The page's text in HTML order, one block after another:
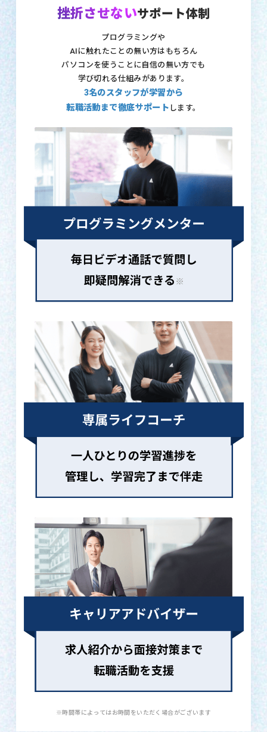
挫折させないサポート体制
プログラミングや
AIに触れたことの無い方はもちろん
パソコンを使うことに自信の無い方でも
学び切れる仕組みがあります。
3名のスタッフが学習から
転職活動まで徹底サポート します。
※時間帯によってはお時間をいただく場合がございます